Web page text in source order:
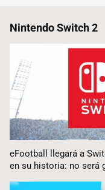
Nintendo Switch 2
eFootball llegará a
en su historia: no será